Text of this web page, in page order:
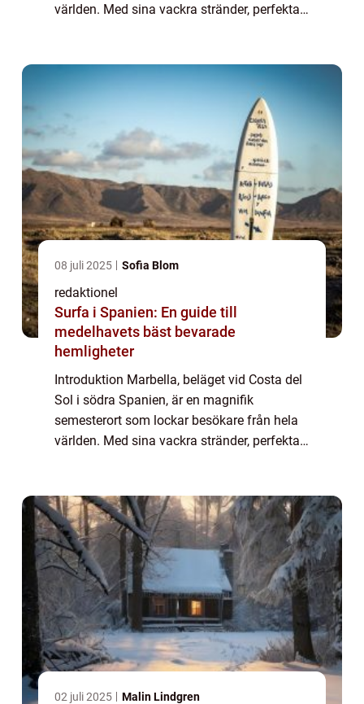
världen. Med sina vackra stränder, perfekta
08 juli 2025 Sofia Blom
redaktionel
Surfa i Spanien: En guide till
medelhavets bäst bevarade
hemligheter
Introduktion Marbella, beläget vid Costa del
Sol i södra Spanien, är en magnifik
semesterort som lockar besökare från hela
världen. Med sina vackra stränder, perfekta
02 juli 2025 Malin Lindgren